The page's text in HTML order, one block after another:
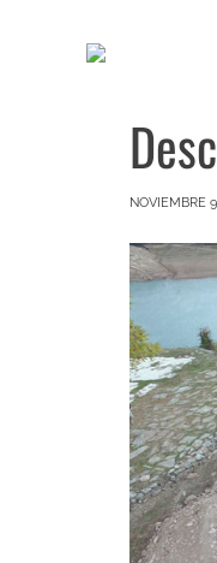
NOVIEMBRE